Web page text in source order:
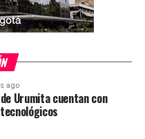
ago
Urumita cuentan con